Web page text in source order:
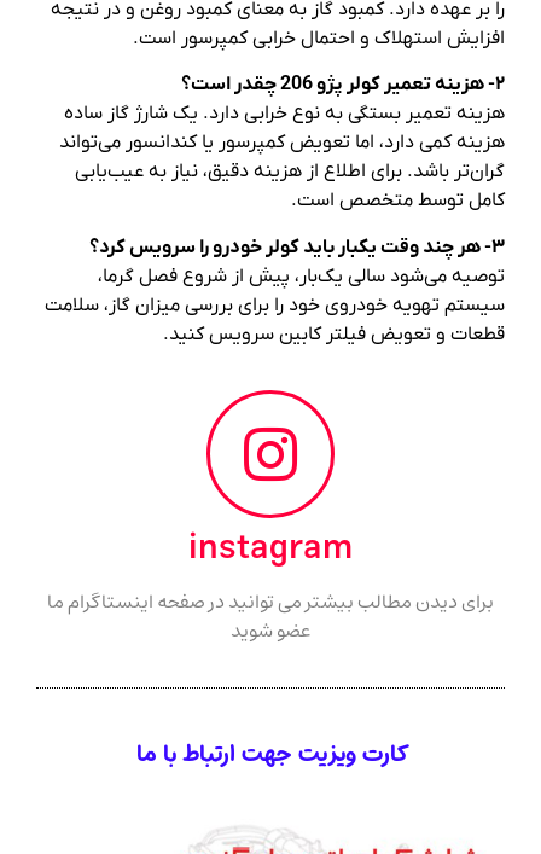
را بر عهده دارد. کمبود گاز به معنای کمبود روغن و در نتیجه
افزایش استهلاک و احتمال خرابی کمپرسور است.
۲- هزینه تعمیر کولر پژو 206 چقدر است؟
هزینه تعمیر بستگی به نوع خرابی دارد. یک شارژ گاز ساده
هزینه کمی دارد، اما تعویض کمپرسور یا کندانسور می‌تواند
گران‌تر باشد. برای اطلاع از هزینه دقیق، نیاز به عیب‌یابی
کامل توسط متخصص است.
۳- هر چند وقت یکبار باید کولر خودرو را سرویس کرد؟
توصیه می‌شود سالی یک‌بار، پیش از شروع فصل گرما،
سیستم تهویه خودروی خود را برای بررسی میزان گاز، سلامت
قطعات و تعویض فیلتر کابین سرویس کنید.
instagram
برای دیدن مطالب بیشتر می توانید در صفحه اینستاگرام ما
عضو شوید
کارت ویزیت جهت ارتباط با ما